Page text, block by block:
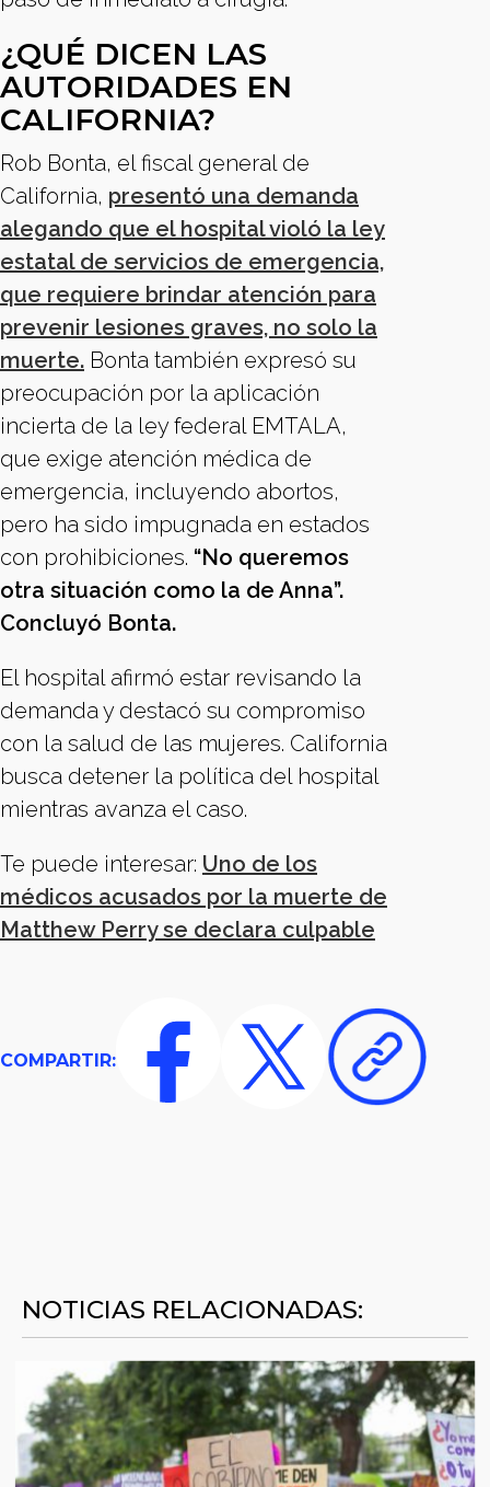
¿QUÉ DICEN LAS
AUTORIDADES EN
CALIFORNIA?
Rob Bonta, el fiscal general de
California, presentó una demanda
alegando que el hospital violó la ley
estatal de servicios de emergencia,
que requiere brindar atención para
prevenir lesiones graves, no solo la
muerte. Bonta también expresó su
preocupación por la aplicación
incierta de la ley federal EMTALA,
que exige atención médica de
emergencia, incluyendo abortos,
pero ha sido impugnada en estados
con prohibiciones. “No queremos
otra situación como la de Anna”.
Concluyó Bonta.
El hospital afirmó estar revisando la
demanda y destacó su compromiso
con la salud de las mujeres. California
busca detener la política del hospital
mientras avanza el caso.
Te puede interesar: Uno de los
médicos acusados por la muerte de
Matthew Perry se declara culpable
COMPARTIR:
NOTICIAS RELACIONADAS: